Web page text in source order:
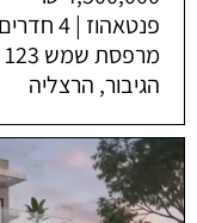
הגיבור, הרצליה